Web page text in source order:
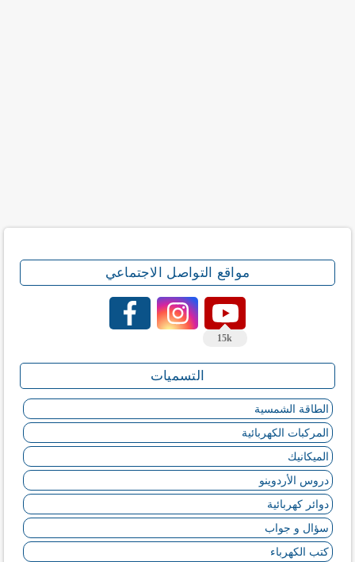
مواقع التواصل الاجتماعي
15k
التسميات
الطاقة الشمسية
المركبات الكهربائية
الميكانيك
دروس الأردوينو
دوائر كهربائية
سؤال و جواب
كتب الكهرباء